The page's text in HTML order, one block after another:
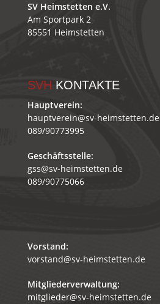
SV Heimstetten e.V.
Am Sportpark 2
85551 Heimstetten
SVH KONTAKTE
Hauptverein:
hauptverein@sv-heimstetten.de
089/90773995
Geschäftsstelle:
gss@sv-heimstetten.de
089/90775066
Vorstand:
vorstand@sv-heimstetten.de
Mitgliederverwaltung:
mitglieder@sv-heimstetten.de